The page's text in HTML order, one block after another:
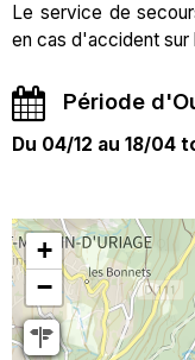
Le service de
en cas d'accident sur
Période
Du 04/12 au 18/04
+
−